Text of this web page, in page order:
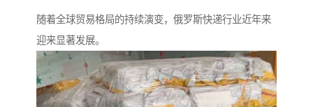
随着全球贸易格局的持续演变，俄罗斯快递行业近年来
迎来显著发展。